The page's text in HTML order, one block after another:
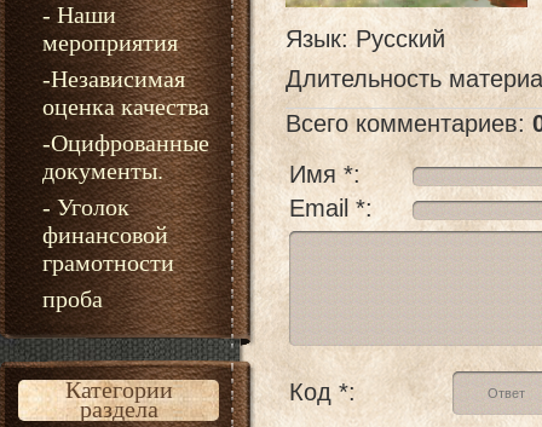
- Наши
мероприятия
-Независимая
оценка качества
-Оцифрованные
документы.
- Уголок
финансовой
грамотности
проба
Категории
раздела
Язык: Русский
Длительность
Всего комментариев:
Имя *:
Email *:
Код *: